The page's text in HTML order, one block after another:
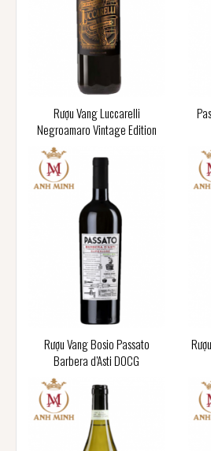
Rượu Vang Luccarelli
Negroamaro Vintage Edition
Rượu Vang Bosio Passato
Barbera d’Asti DOCG